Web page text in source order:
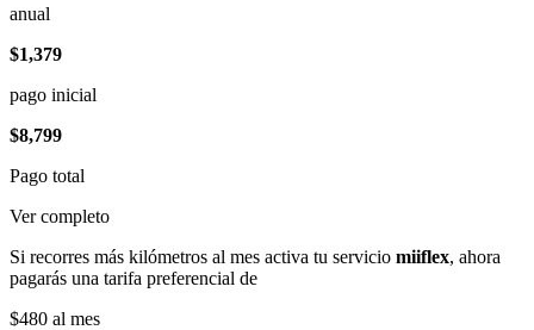
anual
$1,379
pago inicial
$8,799
Pago total
Ver completo
Si recorres más kilómetros al mes activa tu servicio miiflex, ahora
pagarás una tarifa preferencial de
$480 al mes